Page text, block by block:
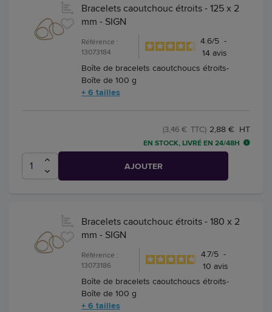
Bracelets caoutchouc étroits - 125 x 2
mm - SIGN
Référence :
13073184
4.6/5 -
14avis
Boîte de bracelets caoutchoucs étroits-
Boîte de 100 g
+ 6 tailles
2,88 € HT
(3,46 € TTC)
EN STOCK, LIVRÉ EN 24/48H
AJOUTER
Bracelets caoutchouc étroits - 180 x 2
mm - SIGN
Référence :
13073186
4.7/5 -
10 avis
Boîte de bracelets caoutchoucs étroits-
Boîte de 100 g
+ 6 tailles